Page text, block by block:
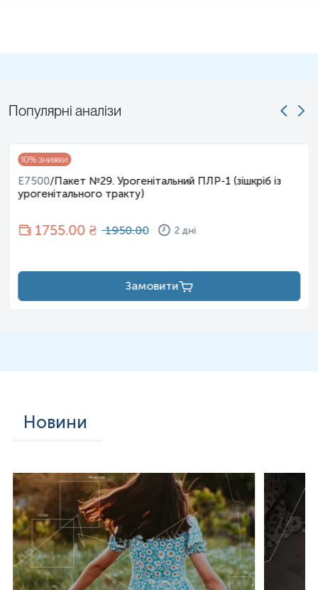
Популярні аналізи
10% знижки
E7500/Пакет №29. Урогенітальний ПЛР-1 (зішкріб із
урогенітального тракту)
1755.00 ₴ 1950.00 2 дні
Замовити
Новини